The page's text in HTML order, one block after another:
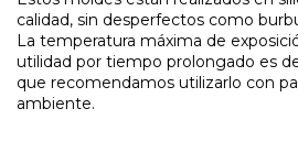
calidad, sin desperfectos como
La temperatura máxima de
utilidad por tiempo prolongado es
que recomendamos utilizarlo con
ambiente.